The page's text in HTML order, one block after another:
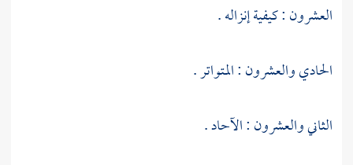
العشرون : كيفية إنزاله .
الحادي والعشرون : المتواتر .
الثاني والعشرون : الآحاد .